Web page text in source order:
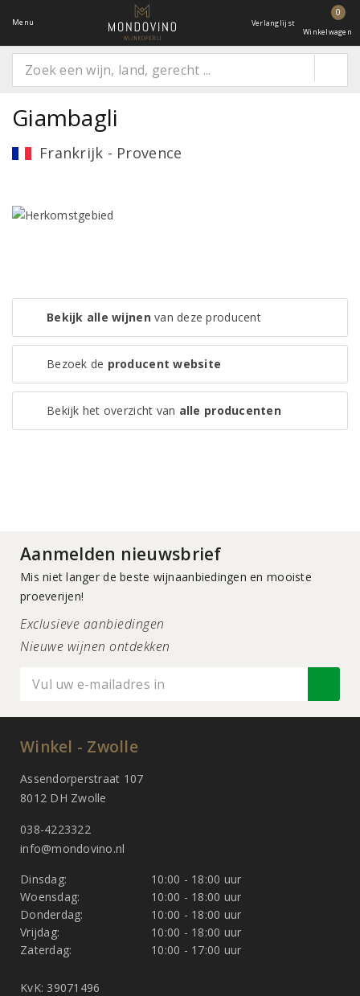
Menu Verlanglijst
0
Winkelwagen
Giambagli
Frankrijk - Provence
Bekijk alle wijnenvan deze producent
Bezoek de producent website
Bekijk het overzicht van alle producenten
Aanmelden nieuwsbrief
Mis niet langer de beste wijnaanbiedingen en mooiste
proeverijen!
Exclusieve aanbiedingen
Nieuwe wijnen ontdekken
Winkel - Zwolle
Assendorperstraat 107
8012 DH Zwolle
038-4223322
info@mondovino.nl
Dinsdag:
10:00 - 18:00 uur
Woensdag:
10:00 - 18:00 uur
Donderdag:
10:00 - 18:00 uur
Vrijdag:
10:00 - 18:00 uur
Zaterdag:
10:00 - 17:00 uur
KvK: 39071496